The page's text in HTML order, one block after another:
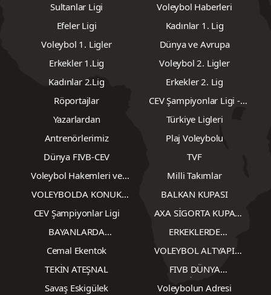
Sultanlar Ligi
Voleybol Haberleri
Efeler Ligi
Kadınlar 1. Lig
Voleybol 1. Ligler
Dünya ve Avrupa
Erkekler 1.Lig
Voleybol 2. Ligler
Kadınlar 2.Lig
Erkekler 2. Lig
Röportajlar
CEV Şampiyonlar Ligi -
Erkekler
Yazarlardan
Türkiye Ligleri
Antrenörlerimiz
Plaj Voleybolu
Dünya FIVB-CEV
TVF
Voleybol Hakemleri ve
Milli Takımlar
VOLEYBOLDA KONUK
YAZARLAR
BALKAN KUPASI
CEV Şampiyonlar Ligi
AXA SİGORTA KUPA
BAYANLARDA
TRANSFERLER
ERKEKLERDE
Cemal Ekentok
VOLEYBOL ALTYAPI
KARŞILAŞMALARI
TEKİN ATEŞNAL
FIVB DÜNYA
ŞAMPİYONASI
Savaş Eskigülek
Voleybolun Adresi